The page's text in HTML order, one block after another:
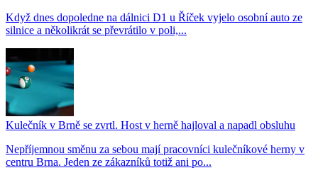
Když dnes dopoledne na dálnici D1 u Říček vyjelo osobní auto ze
silnice a několikrát se převrátilo v poli,...
Kulečník v Brně se zvrtl. Host v herně hajloval a napadl obsluhu
Nepříjemnou směnu za sebou mají pracovníci kulečníkové herny v
centru Brna. Jeden ze zákazníků totiž ani po...